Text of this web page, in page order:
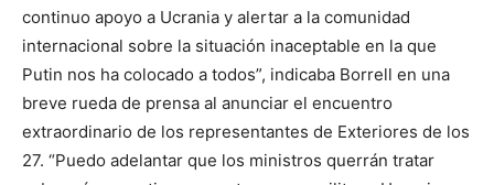
continuo apoyo a Ucrania y alertar a la comunidad
internacional sobre la situación inaceptable en la que
Putin nos ha colocado a todos”, indicaba Borrell en una
breve rueda de prensa al anunciar el encuentro
extraordinario de los representantes de Exteriores de los
27. “Puedo adelantar que los ministros querrán tratar